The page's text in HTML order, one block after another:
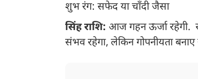
शुभ रंग: सफेद या चाँदी जैसा
सिंह राशि: आज गहन ऊर्जा रहेगी.
संभव रहेगा, लेकिन गोपनीयता